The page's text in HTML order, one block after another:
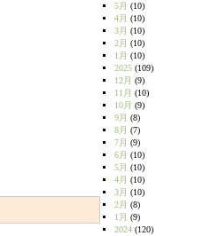
5月 (10)
4月 (10)
3月 (10)
2月 (10)
1月 (10)
2025 (109)
12月 (9)
11月 (10)
10月 (9)
9月 (8)
8月 (7)
7月 (9)
6月 (10)
5月 (10)
4月 (10)
3月 (10)
2月 (8)
1月 (9)
2024 (120)